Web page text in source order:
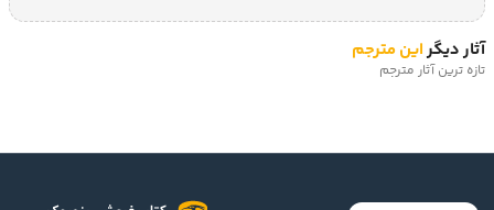
آثار دیگراین مترجم
تازه ترین آثار مترجم